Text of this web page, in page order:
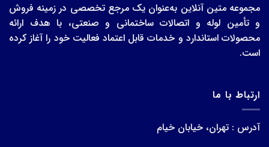
مجموعه متین آنلاین به‌عنوان یک مرجع تخصصی در زمینه فروش
و تأمین لوله و اتصالات ساختمانی و صنعتی، با هدف ارائه
محصولات استاندارد و خدمات قابل اعتماد فعالیت خود را آغاز کرده
است.
ارتباط با ما
آدرس : تهران، خیابان خیام